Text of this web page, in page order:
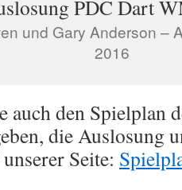
und Gary Anderson –
2016
auch den Spielplan
die Auslosung
Seite: